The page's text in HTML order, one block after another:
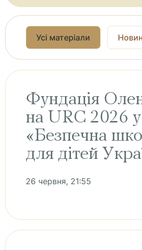
Усі матеріали
Фундація
на URC 2026
«Безпечна
для дітей
26 червня, 21:55